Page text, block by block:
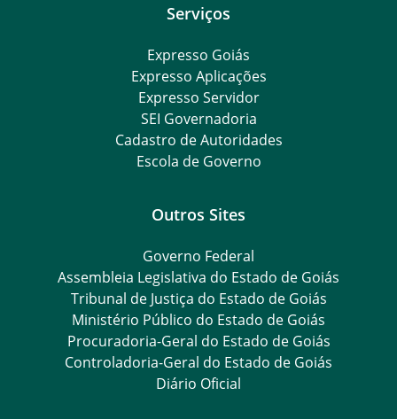
Serviços
Expresso Goiás
Expresso Aplicações
Expresso Servidor
SEI Governadoria
Cadastro de Autoridades
Escola de Governo
Outros Sites
Governo Federal
Assembleia Legislativa do Estado de Goiás
Tribunal de Justiça do Estado de Goiás
Ministério Público do Estado de Goiás
Procuradoria-Geral do Estado de Goiás
Controladoria-Geral do Estado de Goiás
Diário Oficial